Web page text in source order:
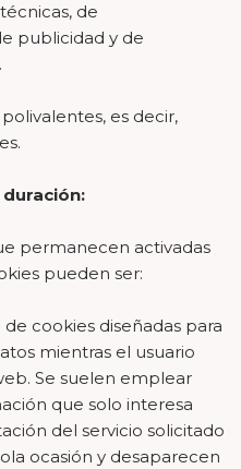
de
publicidad y de
es decir,
permanecen activadas
pueden ser:
de cookies diseñadas para
mientras el usuario
Se suelen emplear
que solo interesa
del servicio solicitado
ocasión y desaparecen